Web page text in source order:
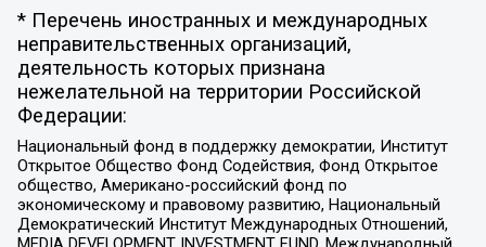
* Перечень иностранных и международных
неправительственных организаций,
деятельность которых признана
нежелательной на территории Российской
Федерации:
Национальный фонд в поддержку демократии, Институт
Открытое Общество Фонд Содействия, Фонд Открытое
общество, Американо-российский фонд по
экономическому и правовому развитию, Национальный
Демократический Институт Международных Отношений,